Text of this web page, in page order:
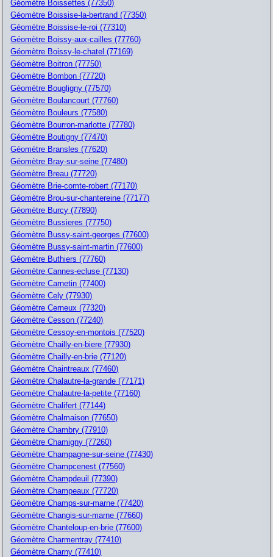
Géomètre Boissettes (77350)
Géomètre Boissise-la-bertrand (77350)
Géomètre Boissise-le-roi (77310)
Géomètre Boissy-aux-cailles (77760)
Géomètre Boissy-le-chatel (77169)
Géomètre Boitron (77750)
Géomètre Bombon (77720)
Géomètre Bougligny (77570)
Géomètre Boulancourt (77760)
Géomètre Bouleurs (77580)
Géomètre Bourron-marlotte (77780)
Géomètre Boutigny (77470)
Géomètre Bransles (77620)
Géomètre Bray-sur-seine (77480)
Géomètre Breau (77720)
Géomètre Brie-comte-robert (77170)
Géomètre Brou-sur-chantereine (77177)
Géomètre Burcy (77890)
Géomètre Bussieres (77750)
Géomètre Bussy-saint-georges (77600)
Géomètre Bussy-saint-martin (77600)
Géomètre Buthiers (77760)
Géomètre Cannes-ecluse (77130)
Géomètre Carnetin (77400)
Géomètre Cely (77930)
Géomètre Cerneux (77320)
Géomètre Cesson (77240)
Géomètre Cessoy-en-montois (77520)
Géomètre Chailly-en-biere (77930)
Géomètre Chailly-en-brie (77120)
Géomètre Chaintreaux (77460)
Géomètre Chalautre-la-grande (77171)
Géomètre Chalautre-la-petite (77160)
Géomètre Chalifert (77144)
Géomètre Chalmaison (77650)
Géomètre Chambry (77910)
Géomètre Chamigny (77260)
Géomètre Champagne-sur-seine (77430)
Géomètre Champcenest (77560)
Géomètre Champdeuil (77390)
Géomètre Champeaux (77720)
Géomètre Champs-sur-marne (77420)
Géomètre Changis-sur-marne (77660)
Géomètre Chanteloup-en-brie (77600)
Géomètre Charmentray (77410)
Géomètre Charny (77410)